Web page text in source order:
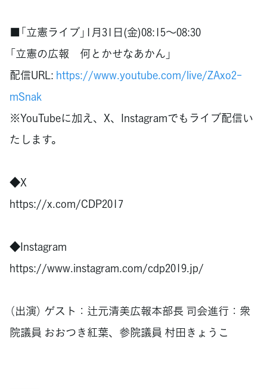
■「立憲ライブ」1月31日(金)08:15～08:30
「立憲の広報 何とかせなあかん」
配信URL: https://www.youtube.com/live/ZAxo2-
mSnak
※YouTubeに加え、X、Instagramでもライブ配信い
たします。
◆X
https://x.com/CDP2017
◆Instagram
https://www.instagram.com/cdp2019.jp/
（出演） ゲスト：辻元清美広報本部長 司会進行：衆
院議員 おおつき紅葉、参院議員 村田きょうこ